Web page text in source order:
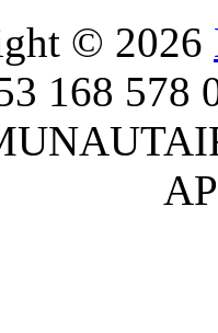
© 2026
168